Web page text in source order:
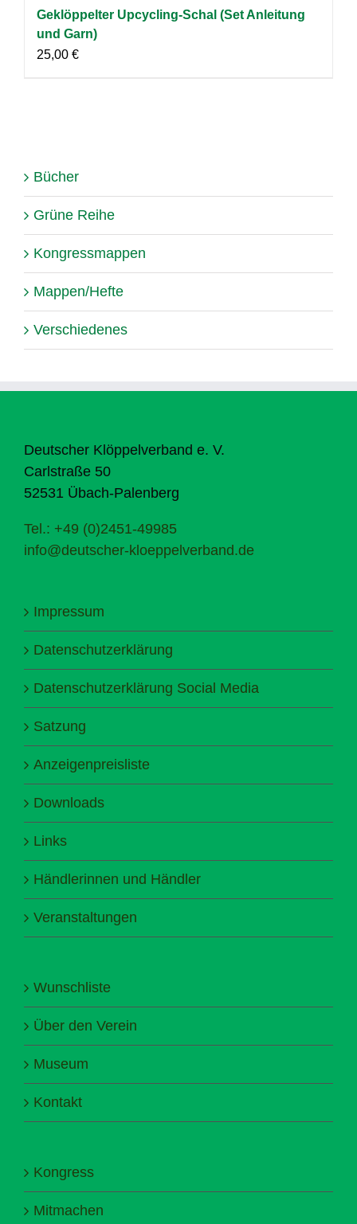
Geklöppelter Upcycling-Schal (Set Anleitung
und Garn)
25,00 €
Bücher
Grüne Reihe
Kongressmappen
Mappen/Hefte
Verschiedenes
Deutscher Klöppelverband e. V.
Carlstraße 50
52531 Übach-Palenberg
Tel.: +49 (0)2451-49985
info@deutscher-kloeppelverband.de
Impressum
Datenschutzerklärung
Datenschutzerklärung Social Media
Satzung
Anzeigenpreisliste
Downloads
Links
Händlerinnen und Händler
Veranstaltungen
Wunschliste
Über den Verein
Museum
Kontakt
Kongress
Mitmachen